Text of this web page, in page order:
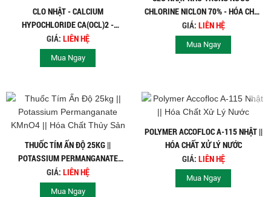
CLO NHẬT - CALCIUM
HYPOCHLORIDE CA(OCL)2 -
CHLORINE NICLON 7000 - KHỬ
TRÙNG NƯỚC
GIÁ: LIÊN HỆ
Mua Ngay
CHLORINE NICLON 70% - HÓA CHẤT
HỒ BƠI
GIÁ: LIÊN HỆ
Mua Ngay
THUỐC TÍM ẤN ĐỘ 25KG ||
POTASSIUM PERMANGANATE
KMNO4 || HÓA CHẤT THỦY SẢN
GIÁ: LIÊN HỆ
Mua Ngay
POLYMER ACCOFLOC A-115 NHẬT ||
HÓA CHẤT XỬ LÝ NƯỚC
GIÁ: LIÊN HỆ
Mua Ngay